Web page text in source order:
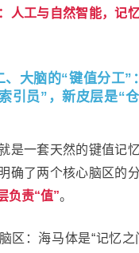
人工与自然智能，记
、大脑的“键值分工”：
引员”，新皮层是“
是一套天然的键值记
确了两个核心脑区的分
负责“值”。
区：海马体是“记忆之